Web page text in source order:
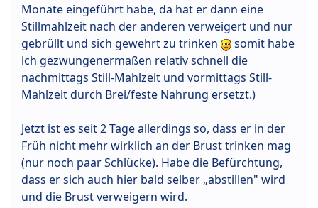
Monate eingeführt habe, da hat er dann eine
Stillmahlzeit nach der anderen verweigert und nur
gebrüllt und sich gewehrt zu trinken
somit habe
ich gezwungenermaßen relativ schnell die
nachmittags Still-Mahlzeit und vormittags Still-
Mahlzeit durch Brei/feste Nahrung ersetzt.)
Jetzt ist es seit 2 Tage allerdings so, dass er in der
Früh nicht mehr wirklich an der Brust trinken mag
(nur noch paar Schlücke). Habe die Befürchtung,
dass er sich auch hier bald selber „abstillen" wird
und die Brust verweigern wird.